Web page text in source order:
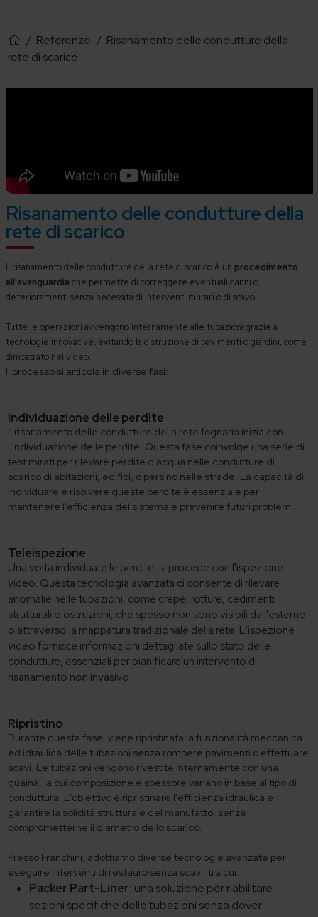
/ Referenze / Risanamento delle condutture della
rete di scarico
Risanamento delle condutture della
rete di scarico
Il risanamento delle condutture della rete di scarico è un procedimento
all'avanguardia che permette di correggere eventuali danni o
deterioramenti senza necessità di interventi murari o di scavo.
Tutte le operazioni avvengono internamente alle tubazioni grazie a
tecnologie innovative, evitando la distruzione di pavimenti o giardini, come
dimostrato nel video.
Il processo si articola in diverse fasi:
Individuazione delle perdite
Il risanamento delle condutture della rete fognaria inizia con
l'individuazione delle perdite. Questa fase coinvolge una serie di
test mirati per rilevare perdite d'acqua nelle condutture di
scarico di abitazioni, edifici, o persino nelle strade. La capacità di
individuare e risolvere queste perdite è essenziale per
mantenere l'efficienza del sistema e prevenire futuri problemi.
Teleispezione
Una volta individuate le perdite, si procede con l'ispezione
video. Questa tecnologia avanzata ci consente di rilevare
anomalie nelle tubazioni, come crepe, rotture, cedimenti
strutturali o ostruzioni, che spesso non sono visibili dall'esterno
o attraverso la mappatura tradizionale della rete. L'ispezione
video fornisce informazioni dettagliate sullo stato delle
condutture, essenziali per pianificare un intervento di
risanamento non invasivo.
Ripristino
Durante questa fase, viene ripristinata la funzionalità meccanica
ed idraulica delle tubazioni senza rompere pavimenti o effettuare
scavi. Le tubazioni vengono rivestite internamente con una
guaina, la cui composizione e spessore variano in base al tipo di
conduttura. L'obiettivo è ripristinare l'efficienza idraulica e
garantire la solidità strutturale del manufatto, senza
comprometterne il diametro dello scarico.
Presso Franchini, adottiamo diverse tecnologie avanzate per
eseguire interventi di restauro senza scavi, tra cui:
Packer Part-Liner: una soluzione per riabilitare
sezioni specifiche delle tubazioni senza dover